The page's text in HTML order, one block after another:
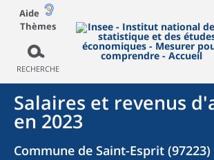
Aide
Thèmes
RECHERCHE
Salaires et revenus
en 2023
Commune de Saint-Esprit (97223)